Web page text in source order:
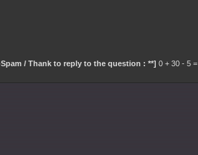
/ Thank to reply to the question : **] 0 + 30 - 5 =